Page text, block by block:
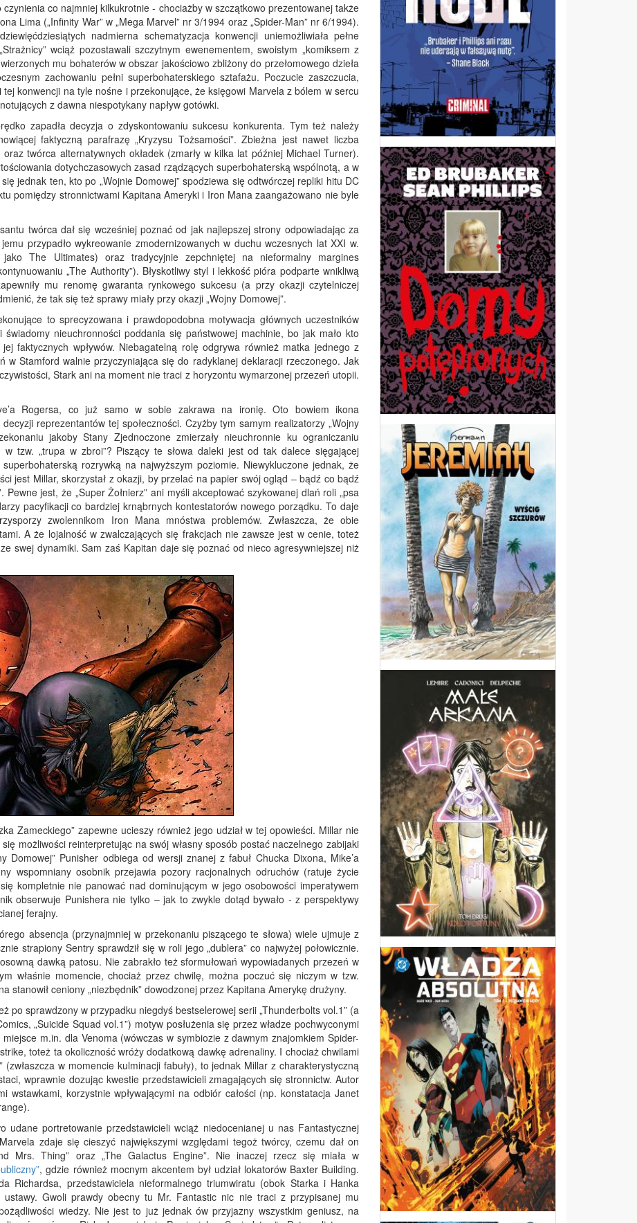
co najmniej kilkukrotnie - chociażby w szczątkowo prezentowanej także
Lima („Infinity War” w „Mega Marvel” nr 3/1994 oraz „Spider-Man” nr 6/1994).
nadmierna schematyzacja konwencji uniemożliwiała pełne
wciąż pozostawali szczytnym ewenementem, swoistym „komiksem z
mu bohaterów w obszar jakościowo zbliżony do przełomowego dzieła
zachowaniu pełni superbohaterskiego sztafażu. Poczucie zaszczucia,
konwencji na tyle nośne i przekonujące, że księgowi Marvela z bólem w sercu
z dawna niespotykany napływ gotówki.
zapadła decyzja o zdyskontowaniu sukcesu konkurenta. Tym też należy
faktyczną parafrazę „Kryzysu Tożsamości”. Zbieżna jest nawet liczba
twórca alternatywnych okładek (zmarły w kilka lat później Michael Turner).
dotychczasowych zasad rządzących superbohaterską wspólnotą, a w
jednak ten, kto po „Wojnie Domowej” spodziewa się odtwórczej repliki hitu DC
pomiędzy stronnictwami Kapitana Ameryki i Iron Mana zaangażowano nie byle
twórca dał się wcześniej poznać od jak najlepszej strony odpowiadając za
przypadło wykreowanie zmodernizowanych w duchu wczesnych lat XXI w.
The Ultimates) oraz tradycyjnie zepchniętej na nieformalny margines
„The Authority”). Błyskotliwy styl i lekkość pióra podparte wnikliwą
mu renomę gwaranta rynkowego sukcesu (a przy okazji czytelniczej
że tak się też sprawy miały przy okazji „Wojny Domowej”.
to sprecyzowana i prawdopodobna motywacja głównych uczestników
nieuchronności poddania się państwowej machinie, bo jak mało kto
faktycznych wpływów. Niebagatelną rolę odgrywa również matka jednego z
w Stamford walnie przyczyniająca się do radyklanej deklaracji rzeczonego. Jak
Stark ani na moment nie traci z horyzontu wymarzonej przezeń utopii.
Rogersa, co już samo w sobie zakrawa na ironię. Oto bowiem ikona
reprezentantów tej społeczności. Czyżby tym samym realizatorzy „Wojny
jakoby Stany Zjednoczone zmierzały nieuchronnie ku ograniczaniu
tzw. „trupa w zbroi”? Piszący te słowa daleki jest od tak dalece sięgającej
rozrywką na najwyższym poziomie. Niewykluczone jednak, że
jest Millar, skorzystał z okazji, by przelać na papier swój ogląd – bądź co bądź
Pewne jest, że „Super Żołnierz” ani myśli akceptować szykowanej dlań roli „psa
pacyfikacji co bardziej krnąbrnych kontestatorów nowego porządku. To daje
zwolennikom Iron Mana mnóstwa problemów. Zwłaszcza, że obie
A że lojalność w zwalczających się frakcjach nie zawsze jest w cenie, toteż
swej dynamiki. Sam zaś Kapitan daje się poznać od nieco agresywniejszej niż
Zameckiego” zapewne ucieszy również jego udział w tej opowieści. Millar nie
możliwości reinterpretując na swój własny sposób postać naczelnego zabijaki
Domowej” Punisher odbiega od wersji znanej z fabuł Chucka Dixona, Mike’a
wspomniany osobnik przejawia pozory racjonalnych odruchów (ratuje życie
kompletnie nie panować nad dominującym w jego osobowości imperatywem
obserwuje Punishera nie tylko – jak to zwykle dotąd bywało - z perspektywy
ferajny.
absencja (przynajmniej w przekonaniu piszącego te słowa) wiele ujmuje z
strapiony Sentry sprawdził się w roli jego „dublera” co najwyżej połowicznie.
dawką patosu. Nie zabrakło też sformułowań wypowiadanych przezeń w
właśnie momencie, chociaż przez chwilę, można poczuć się niczym w tzw.
stanowił ceniony „niezbędnik” dowodzonej przez Kapitana Amerykę drużyny.
po sprawdzony w przypadku niegdyś bestselerowej serii „Thunderbolts vol.1” (a
„Suicide Squad vol.1”) motyw posłużenia się przez władze pochwyconymi
m.in. dla Venoma (wówczas w symbiozie z dawnym znajomkiem Spider-
toteż ta okoliczność wróży dodatkową dawkę adrenaliny. I chociaż chwilami
(zwłaszcza w momencie kulminacji fabuły), to jednak Millar z charakterystyczną
wprawnie dozując kwestie przedstawicieli zmagających się stronnictw. Autor
wstawkami, korzystnie wpływającymi na odbiór całości (np. konstatacja Janet
udane portretowanie przedstawicieli wciąż niedocenianej u nas Fantastycznej
zdaje się cieszyć największymi względami tegoż twórcy, czemu dał on
Mrs. Thing” oraz „The Galactus Engine”. Nie inaczej rzecz się miała w
, gdzie również mocnym akcentem był udział lokatorów Baxter Building.
Richardsa, przedstawiciela nieformalnego triumwiratu (obok Starka i Hanka
ustawy. Gwoli prawdy obecny tu Mr. Fantastic nic nie traci z przypisanej mu
wiedzy. Nie jest to już jednak ów przyjazny wszystkim geniusz, na